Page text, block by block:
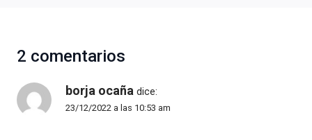
2 comentarios
borja ocaña dice:
23/12/2022 a las 10:53 am